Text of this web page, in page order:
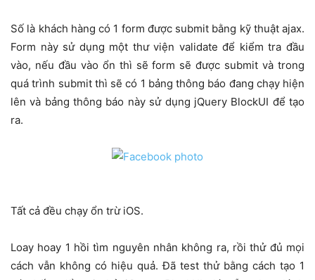
Số là khách hàng có 1 form được submit bằng kỹ thuật ajax.
Form này sử dụng một thư viện validate để kiểm tra đầu
vào, nếu đầu vào ổn thì sẽ form sẽ được submit và trong
quá trình submit thì sẽ có 1 bảng thông báo đang chạy hiện
lên và bảng thông báo này sử dụng jQuery BlockUI để tạo
ra.
Tất cả đều chạy ổn trừ iOS.
Loay hoay 1 hồi tìm nguyên nhân không ra, rồi thử đủ mọi
cách vẫn không có hiệu quả. Đã test thử bằng cách tạo 1